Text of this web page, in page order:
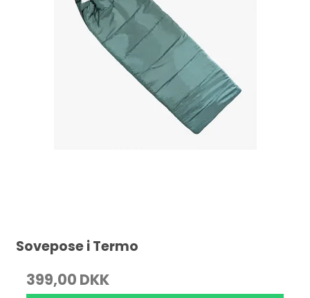
Sovepose i Termo
399,00 DKK